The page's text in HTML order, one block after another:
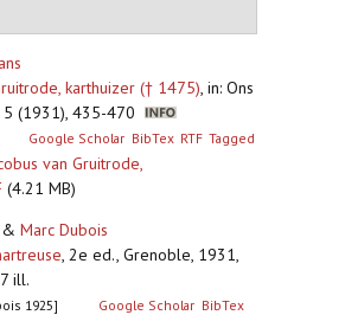
karthuizer († 1475), in: Ons
(1931), 435-470
Google Scholar BibTex RTF Tagged
van Gruitrode,
(4.21 MB)
& Marc Dubois
, 2e ed., Grenoble, 1931,
ill.
1925] Google Scholar BibTex